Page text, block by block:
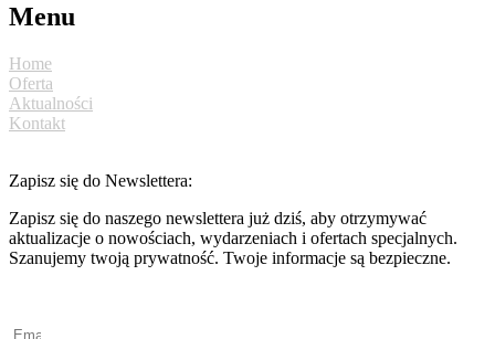
Menu
Home
Oferta
Aktualności
Kontakt
Zapisz się do Newslettera:
Zapisz się do naszego newslettera już dziś, aby otrzymywać
aktualizacje o nowościach, wydarzeniach i ofertach specjalnych.
Szanujemy twoją prywatność. Twoje informacje są bezpieczne.